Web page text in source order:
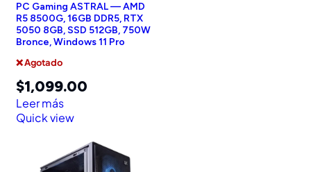
PC Gaming ASTRAL — AMD
R5 8500G, 16GB DDR5, RTX
5050 8GB, SSD 512GB, 750W
Bronce, Windows 11 Pro
❌ Agotado
$1,099.00
Leer más
Quick view